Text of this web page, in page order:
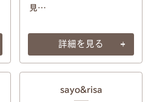
見…
詳細を見る
sayo&risa